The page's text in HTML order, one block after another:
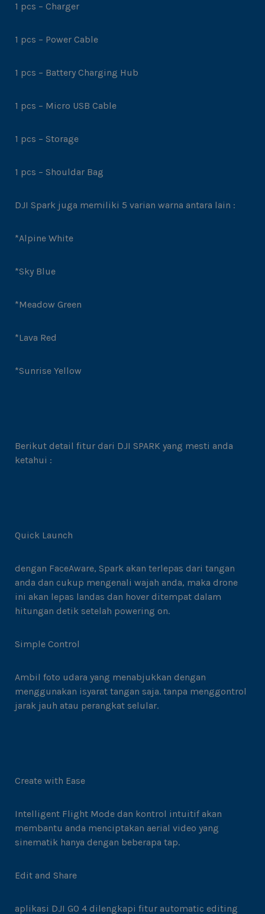
1 pcs – Charger
1 pcs – Power Cable
1 pcs – Battery Charging Hub
1 pcs – Micro USB Cable
1 pcs – Storage
1 pcs – Shouldar Bag
DJI Spark juga memiliki 5 varian warna antara lain :
*Alpine White
*Sky Blue
*Meadow Green
*Lava Red
*Sunrise Yellow
Berikut detail fitur dari DJI SPARK yang mesti anda
ketahui :
Quick Launch
dengan FaceAware, Spark akan terlepas dari tangan
anda dan cukup mengenali wajah anda, maka drone
ini akan lepas landas dan hover ditempat dalam
hitungan detik setelah powering on.
Simple Control
Ambil foto udara yang menabjukkan dengan
menggunakan isyarat tangan saja. tanpa menggontrol
jarak jauh atau perangkat selular.
Create with Ease
Intelligent Flight Mode dan kontrol intuitif akan
membantu anda menciptakan aerial video yang
sinematik hanya dengan beberapa tap.
Edit and Share
aplikasi DJI GO 4 dilengkapi fitur automatic editing